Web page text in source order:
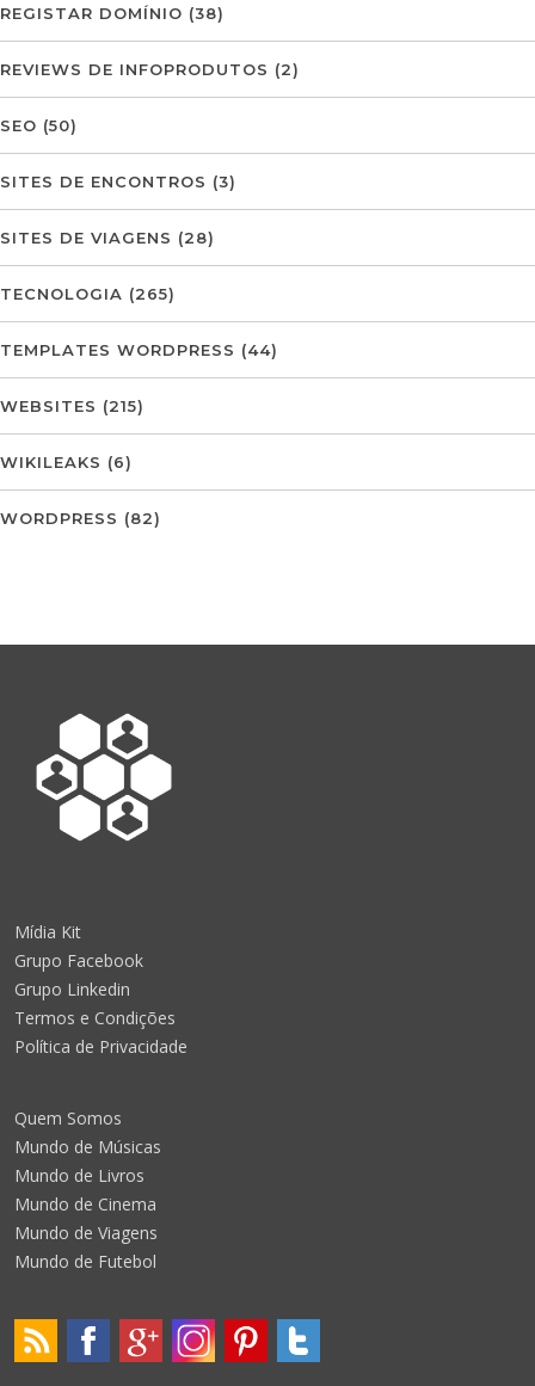
REGISTAR DOMÍNIO (38)
REVIEWS DE INFOPRODUTOS (2)
SEO (50)
SITES DE ENCONTROS (3)
SITES DE VIAGENS (28)
TECNOLOGIA (265)
TEMPLATES WORDPRESS (44)
WEBSITES (215)
WIKILEAKS (6)
WORDPRESS (82)
Mídia Kit
Grupo Facebook
Grupo Linkedin
Termos e Condições
Política de Privacidade
Quem Somos
Mundo de Músicas
Mundo de Livros
Mundo de Cinema
Mundo de Viagens
Mundo de Futebol